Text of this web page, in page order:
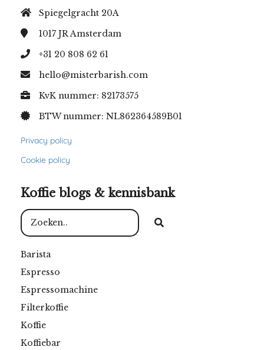
Spiegelgracht 20A
1017 JRAmsterdam
+31 20 808 62 61
hello@misterbarish.com
KvK nummer: 82173575
BTW nummer: NL862364589B01
Privacy policy
Cookie policy
Koffie blogs & kennisbank
Barista
Espresso
Espressomachine
Filterkoffie
Koffie
Koffiebar